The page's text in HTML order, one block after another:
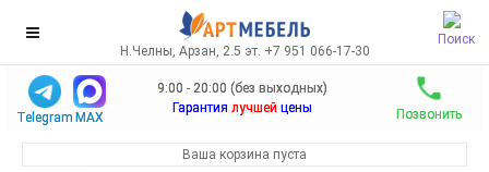
Поиск
Н.Челны, Арзан, 2.5 эт. +7 951 066-17-30
Telegram MAX
9:00 - 20:00 (без выходных)
Гарантия лучшей цены Позвонить
Ваша корзина пуста